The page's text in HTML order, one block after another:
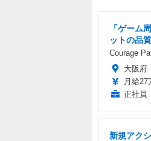
「ゲーム
ットの品
Courage
大阪府
月給27
正社員
新規アク